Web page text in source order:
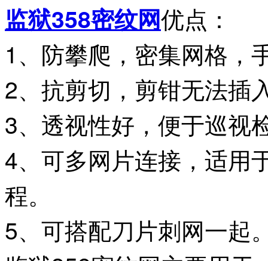
监狱358密纹网优点：
1、防攀爬，密集网格，
2、抗剪切，剪钳无法插
3、透视性好，便于巡视
4、可多网片连接，适用
程。
5、可搭配刀片刺网一起